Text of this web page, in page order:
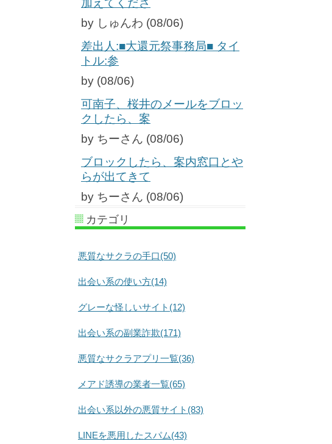
加えてくださ
by しゅんわ (08/06)
差出人:■大還元祭事務局■ タイ
トル:参
by (08/06)
可南子、桜井のメールをブロッ
クしたら、案
by ちーさん (08/06)
ブロックしたら、案内窓口とや
らが出てきて
by ちーさん (08/06)
カテゴリ
悪質なサクラの手口(50)
出会い系の使い方(14)
グレーな怪しいサイト(12)
出会い系の副業詐欺(171)
悪質なサクラアプリ一覧(36)
メアド誘導の業者一覧(65)
出会い系以外の悪質サイト(83)
LINEを悪用したスパム(43)